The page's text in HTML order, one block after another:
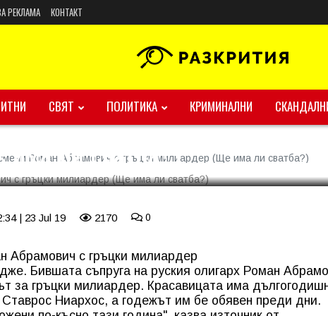
РЕКЛАМА КОНТАКТ
СВЯТ ПОЛИТИКА КРИМИНАЛНИ
Роман Абрамович с гръцки милиардер (Ще има ли сватба?)
Роман Абрамович с
ли сватба?)
| 23 Jul 19 2170 0
Абрамович с гръцки милиардер
Бившата съпруга на руския олигарх Роман
за гръцки милиардер. Красавицата има
Ставрос Ниархос, а годежът им бе обявен преди дни.